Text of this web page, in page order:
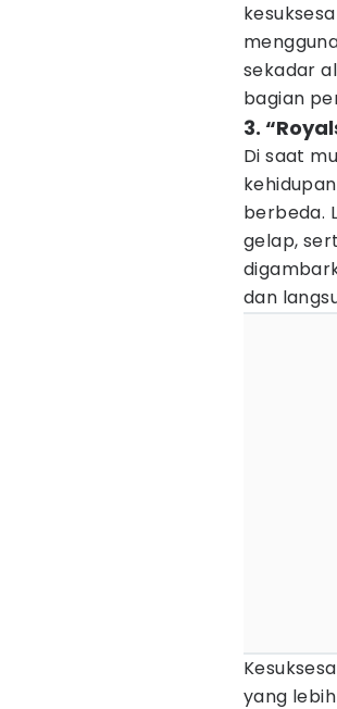
sekadar
bagian
3.
Di saat
berbeda.
gelap,
dan
yang